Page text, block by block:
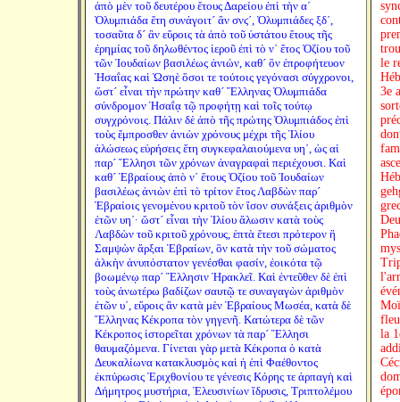
ἀπὸ μὲν τοῦ δευτέρου ἔτους Δαρείου ἐπὶ τὴν αʹ
Ὀλυμπιάδα ἔτη συνάγοιτ´ ἂν σνϛʹ, Ὀλυμπιάδες ξδʹ,
τοσαῦτα δ´ ἂν εὕροις τὰ ἀπὸ τοῦ ὑστάτου ἔτους τῆς
ἐρημίας τοῦ δηλωθέντος ἱεροῦ ἐπὶ τὸ νʹ ἔτος Ὀζίου τοῦ
τῶν Ἰουδαίων βασιλέως ἀνιών, καθ´ ὃν ἐπροφήτευον
Ἡσαΐας καὶ Ὠσηὲ ὅσοι τε τούτοις γεγόνασι σύγχρονοι,
ὥστ´ εἶναι τὴν πρώτην καθ´ Ἕλληνας Ὀλυμπιάδα
σύνδρομον Ἡσαΐᾳ τῷ προφήτῃ καὶ τοῖς τούτῳ
συγχρόνοις. Πάλιν δὲ ἀπὸ τῆς πρώτης Ὀλυμπιάδος ἐπὶ
τοὺς ἔμπροσθεν ἀνιὼν χρόνους μέχρι τῆς Ἰλίου
ἁλώσεως εὑρήσεις ἔτη συγκεφαλαιούμενα υηʹ, ὡς αἱ
παρ´ Ἕλλησι τῶν χρόνων ἀναγραφαὶ περιέχουσι. Καὶ
καθ´ Ἑβραίους ἀπὸ νʹ ἔτους Ὀζίου τοῦ Ἰουδαίων
βασιλέως ἀνιὼν ἐπὶ τὸ τρίτον ἔτος Λαβδὼν παρ´
Ἑβραίοις γενομένου κριτοῦ τὸν ἴσον συνάξεις ἀριθμὸν
ἐτῶν υηʹ· ὥστ´ εἶναι τὴν Ἰλίου ἅλωσιν κατὰ τοὺς
Λαβδὼν τοῦ κριτοῦ χρόνους, ἑπτὰ ἔτεσι πρότερον ἢ
Σαμψὼν ἄρξαι Ἑβραίων, ὃν κατὰ τὴν τοῦ σώματος
ἀλκὴν ἀνυπόστατον γενέσθαι φασίν, ἐοικότα τῷ
βοωμένῳ παρ´ Ἕλλησιν Ἡρακλεῖ. Καὶ ἐντεῦθεν δὲ ἐπὶ
τοὺς ἀνωτέρω βαδίζων σαυτῷ τε συναγαγὼν ἀριθμὸν
ἐτῶν υʹ, εὕροις ἂν κατὰ μὲν Ἑβραίους Μωσέα, κατὰ δὲ
Ἕλληνας Κέκροπα τὸν γηγενῆ. Κατώτερα δὲ τῶν
Κέκροπος ἱστορεῖται χρόνων τὰ παρ´ Ἕλλησι
θαυμαζόμενα. Γίνεται γὰρ μετὰ Κέκροπα ὁ κατὰ
Δευκαλίωνα κατακλυσμὸς καὶ ἡ ἐπὶ Φαέθοντος
ἐκπύρωσις Ἐριχθονίου τε γένεσις Κόρης τε ἁρπαγὴ καὶ
Δήμητρος μυστήρια, Ἐλευσινίων ἵδρυσις, Τριπτολέμου